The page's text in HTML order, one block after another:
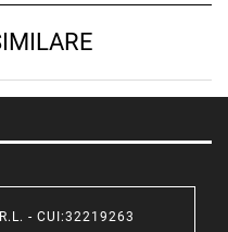
- CUI:32219263